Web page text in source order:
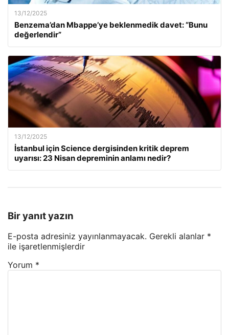
13/12/2025
Benzema’dan Mbappe’ye beklenmedik davet: “Bunu
değerlendir”
13/12/2025
İstanbul için Science dergisinden kritik deprem
uyarısı: 23 Nisan depreminin anlamı nedir?
Bir yanıt yazın
E-posta adresiniz yayınlanmayacak. Gerekli alanlar *
ile işaretlenmişlerdir
Yorum *